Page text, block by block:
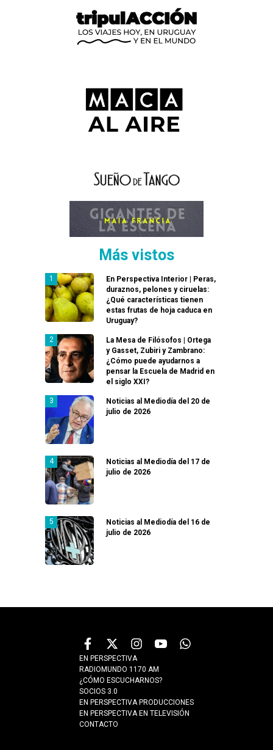
Más vistos
En Perspectiva Interior | Peras,
duraznos, pelones y ciruelas:
¿Qué características tienen
estas frutas de hoja caduca en
Uruguay?
La Mesa de Filósofos | Ortega
y Gasset, Zubiri y Zambrano:
¿Cómo puede ayudarnos a
pensar la Escuela de Madrid en
el siglo XXI?
Noticias al Mediodía del 20 de
julio de 2026
Noticias al Mediodía del 17 de
julio de 2026
Noticias al Mediodía del 16 de
julio de 2026
EN PERSPECTIVA
RADIOMUNDO 1170 AM
¿CÓMO ESCUCHARNOS?
SOCIOS 3.0
EN PERSPECTIVA PRODUCCIONES
EN PERSPECTIVA EN TELEVISIÓN
CONTACTO